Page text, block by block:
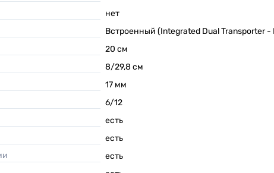
нет
Встроенный (Integrated Dual Transporter -
20 см
8/29,8 см
17 мм
6/12
есть
есть
есть